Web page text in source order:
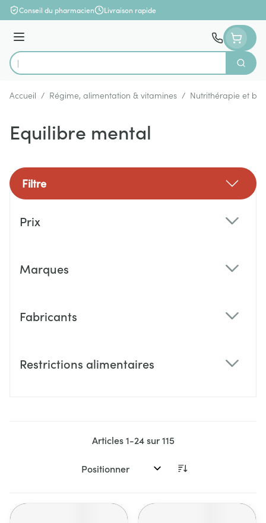
Aller au contenu
Conseil du pharmacien Livraison rapide
Menu
Rechercher
Accueil / Régime, alimentation & vitamines / Nutrithérapie et
Equilibre mental
Filtre
Prix
Marques
Fabricants
Restrictions alimentaires
Articles1-24sur115
Trier par: